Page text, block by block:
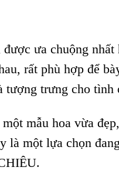
ưa chuộng
rất phù hợp để
tượng trưng cho tình
mẫu hoa vừa
là một lựa chọn